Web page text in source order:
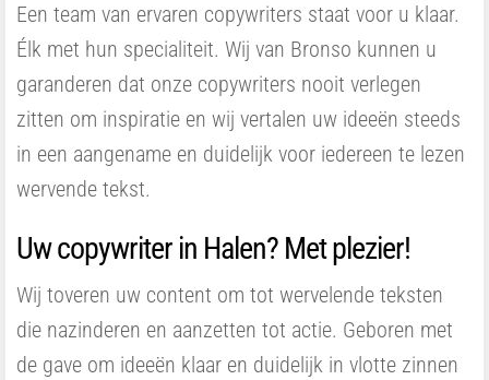
Een team van ervaren copywriters staat voor u klaar.
Élk met hun specialiteit. Wij van Bronso kunnen u
garanderen dat onze copywriters nooit verlegen
zitten om inspiratie en wij vertalen uw ideeën steeds
in een aangename en duidelijk voor iedereen te lezen
wervende tekst.
Uw copywriter in Halen? Met plezier!
Wij toveren uw content om tot wervelende teksten
die nazinderen en aanzetten tot actie. Geboren met
de gave om ideeën klaar en duidelijk in vlotte zinnen